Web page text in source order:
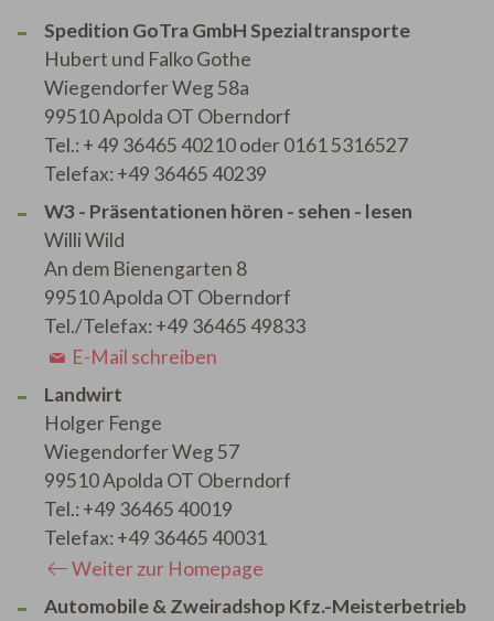
Spedition GoTra GmbH Spezialtransporte
Hubert und Falko Gothe
Wiegendorfer Weg 58a
99510 Apolda OT Oberndorf
Tel.: + 49 36465 40210 oder 0161 5316527
Telefax: +49 36465 40239
W3 - Präsentationen hören - sehen - lesen
Willi Wild
An dem Bienengarten 8
99510 Apolda OT Oberndorf
Tel./Telefax: +49 36465 49833
E-Mail schreiben
Landwirt
Holger Fenge
Wiegendorfer Weg 57
99510 Apolda OT Oberndorf
Tel.: +49 36465 40019
Telefax: +49 36465 40031
Weiter zur Homepage
Automobile & Zweiradshop Kfz.-Meisterbetrieb